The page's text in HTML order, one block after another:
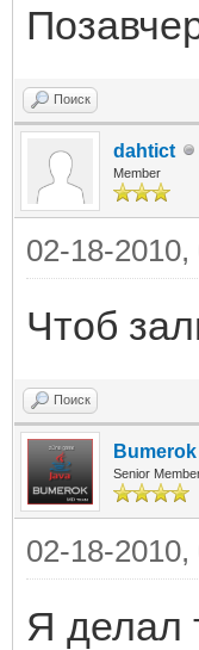
Поиск
dahtict
Member
02-18-2010,
Чтоб
Поиск
Bumerok
Senior
02-18-2010,
Я делал